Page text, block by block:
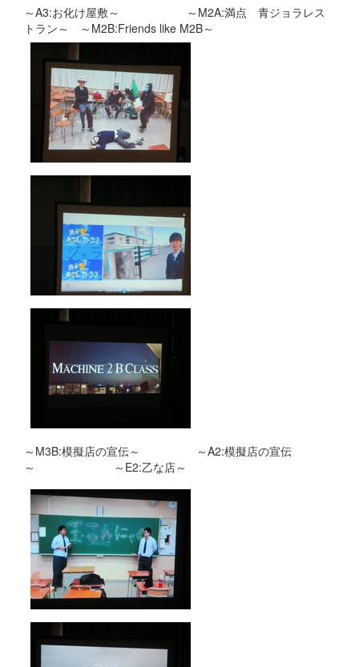
～A3:お化け屋敷～ ～M2A:満点 青ジョラレス
トラン～ ～M2B:Friends like M2B～
～M3B:模擬店の宣伝～ ～A2:模擬店の宣伝
～ ～E2:乙な店～